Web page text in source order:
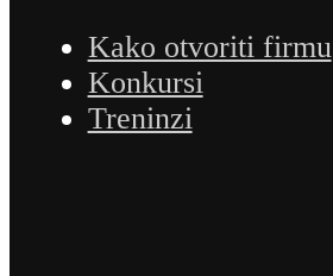
Kako otvoriti firmu
Konkursi
Treninzi